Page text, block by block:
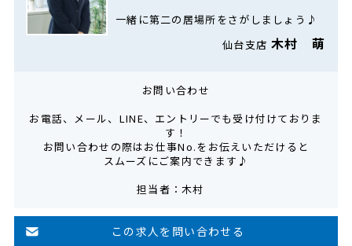
一緒に第二の居場所をさがしましょう♪
仙台支店 木村 萌
お問い合わせ
お電話、メール、LINE、エントリーでも受け付けておりま
す！
お問い合わせの際はお仕事No.をお伝えいただけると
スムーズにご案内できます♪
担当者：木村
この求人を問い合わせる